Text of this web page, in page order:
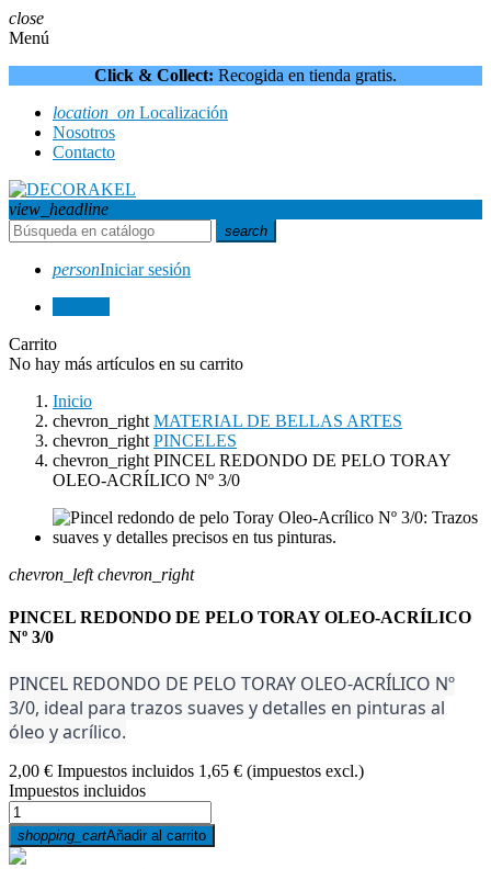
close
Menú
Click & Collect: Recogida en tienda gratis.
location_on Localización
Nosotros
Contacto
view_headline
search
personIniciar sesión
Carrito
No hay más artículos en su carrito
Inicio
chevron_right MATERIAL DE BELLAS ARTES
chevron_right PINCELES
chevron_right PINCEL REDONDO DE PELO TORAY
OLEO-ACRÍLICO Nº 3/0
chevron_left chevron_right
PINCEL REDONDO DE PELO TORAY OLEO-ACRÍLICO
Nº 3/0
PINCEL REDONDO DE PELO TORAY OLEO-ACRÍLICO Nº
3/0, ideal para trazos suaves y detalles en pinturas al
óleo y acrílico.
2,00 € Impuestos incluidos 1,65 € (impuestos excl.)
Impuestos incluidos
shopping_cartAñadir al carrito